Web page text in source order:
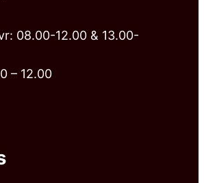
08.00-12.00 & 13.00-
– 12.00